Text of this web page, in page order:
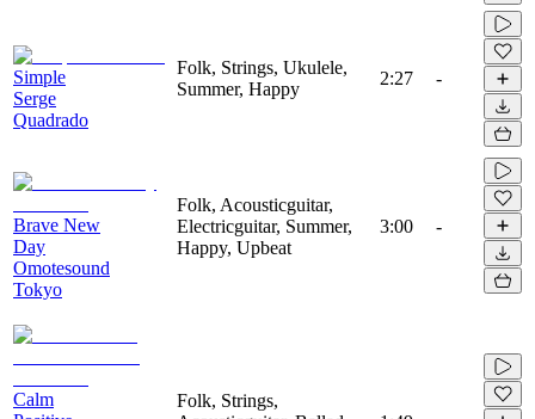
Simple
Serge
Quadrado
Folk, Strings, Ukulele,
Summer, Happy
2:27 -
Brave New
Day
Omotesound
Tokyo
Folk, Acousticguitar,
Electricguitar, Summer,
Happy, Upbeat
3:00 -
Calm
Folk, Strings,